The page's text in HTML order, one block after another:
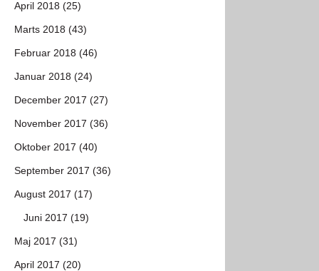
April 2018 (25)
Marts 2018 (43)
Februar 2018 (46)
Januar 2018 (24)
December 2017 (27)
November 2017 (36)
Oktober 2017 (40)
September 2017 (36)
August 2017 (17)
Juni 2017 (19)
Maj 2017 (31)
April 2017 (20)